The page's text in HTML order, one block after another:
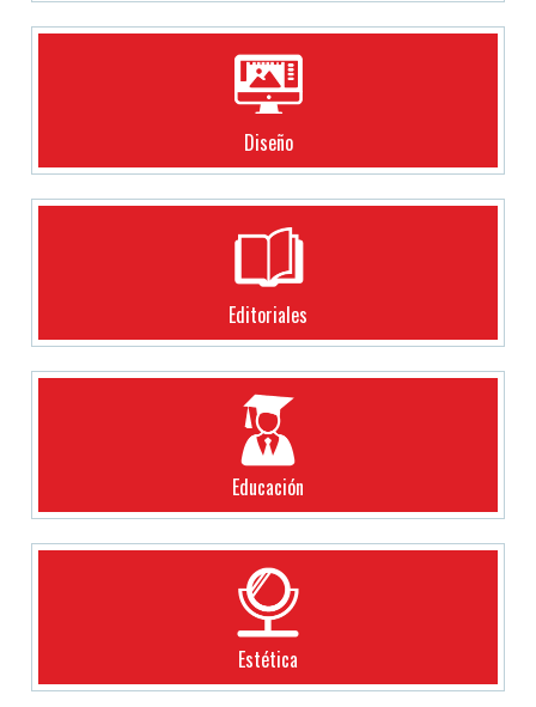
Diseño
Editoriales
Educación
Estética